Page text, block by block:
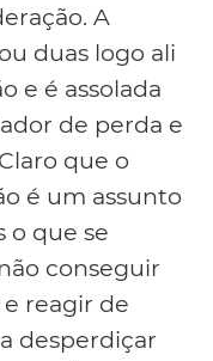
A
duas logo ali
e é assolada
de perda e
que o
é um assunto
o que se
conseguir
e reagir de
desperdiçar